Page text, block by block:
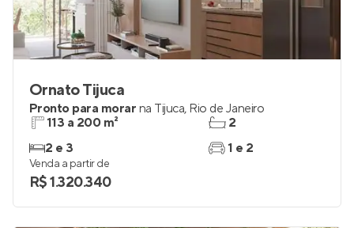
Ornato Tijuca
Pronto para morar na Tijuca, Rio de Janeiro
113 a 200 m²
2 e 3
2
1 e 2
Venda a partir de
R$ 1.320.340